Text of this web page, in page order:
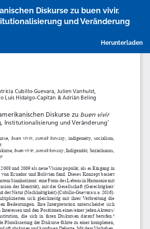
Diskurse zu buen vivir.
und Veränderung
Herunterladen